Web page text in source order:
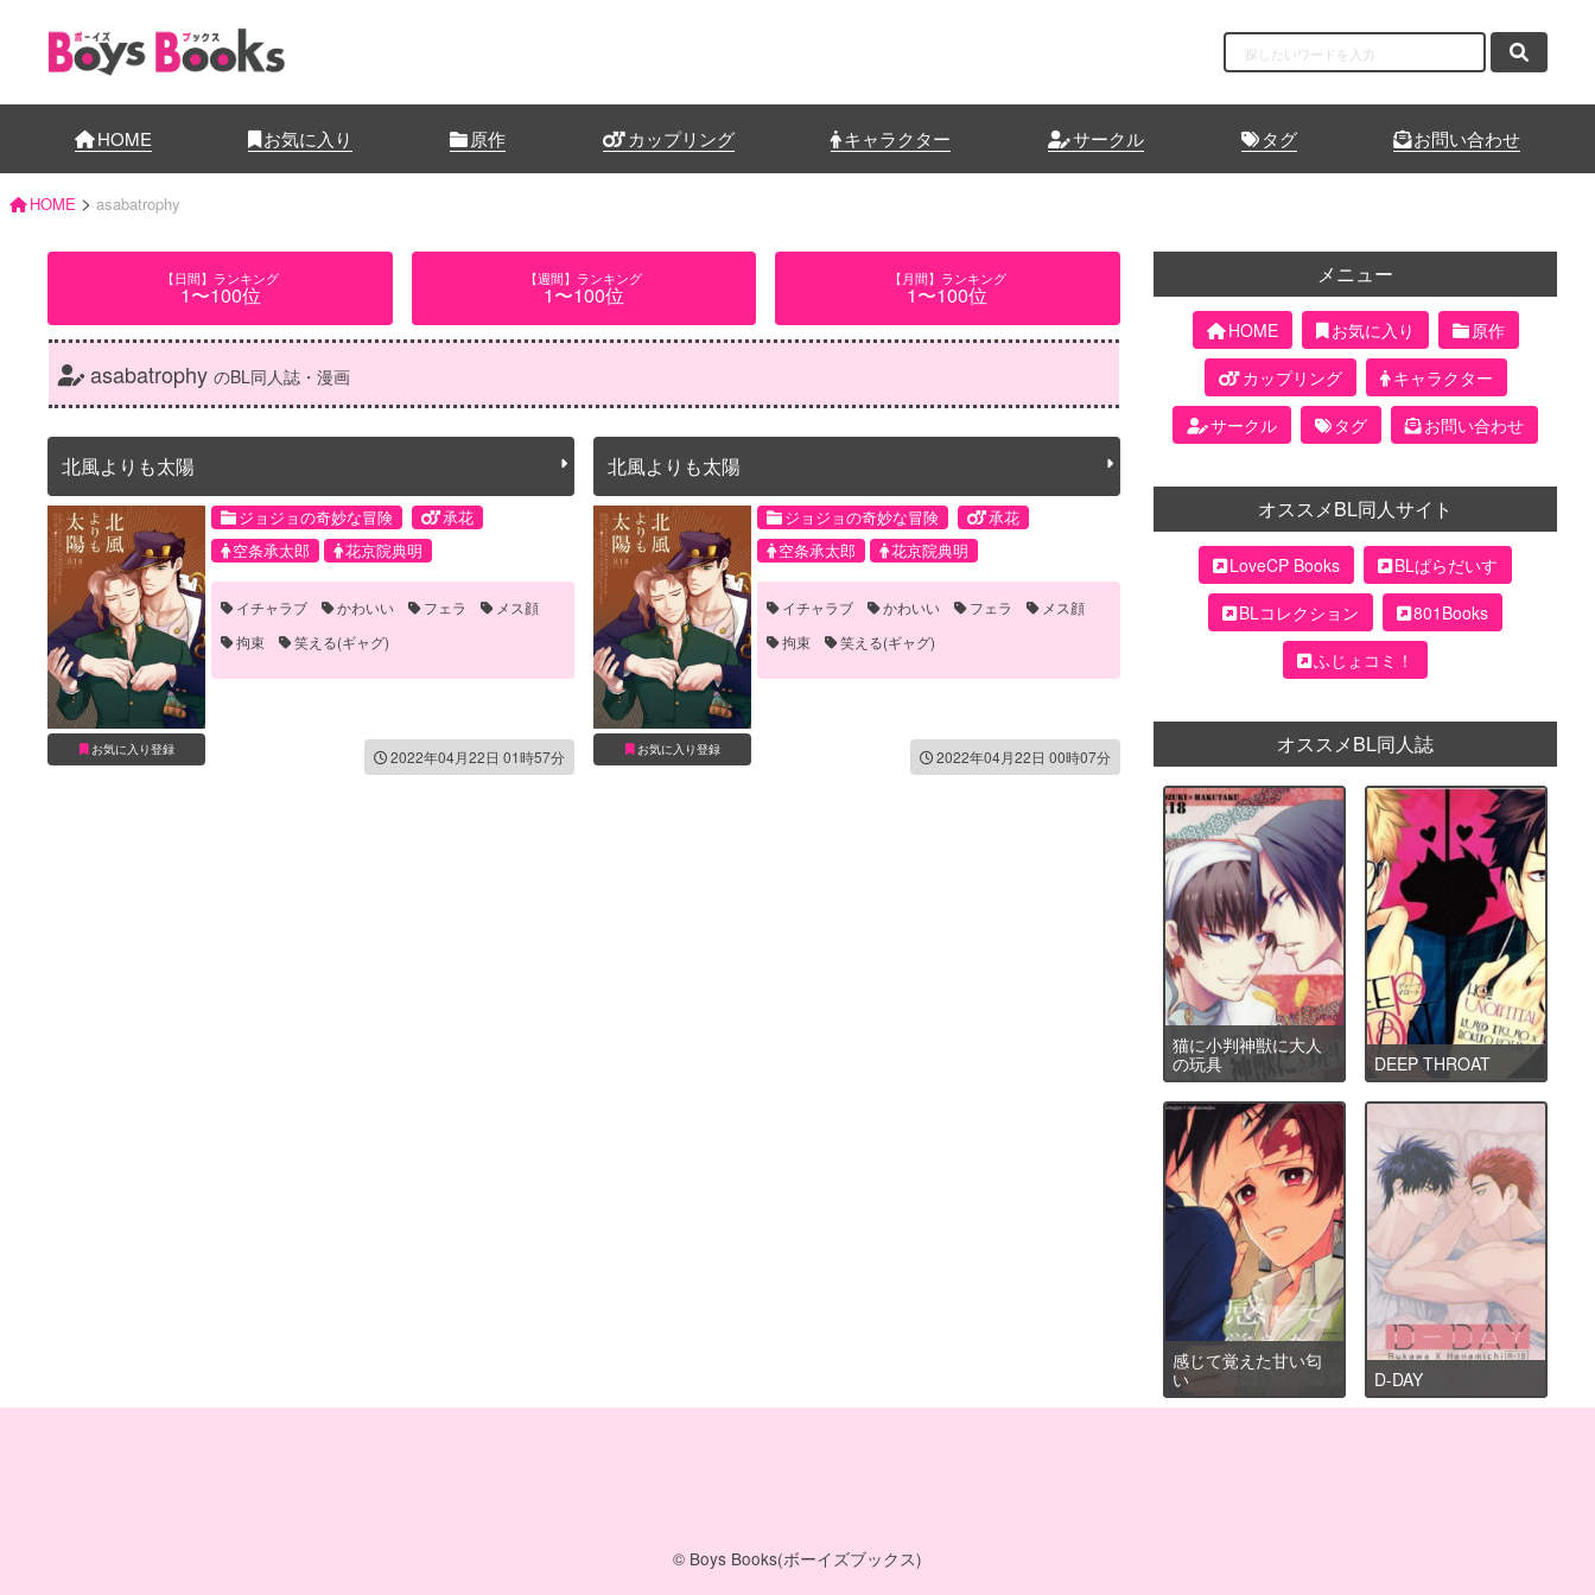
HOME お気に入り 原作 カップリング キャラクター サークル タグ お問い合わせ
HOME > asabatrophy
【日間】ランキング
1〜100位
【週間】ランキング
1〜100位
【月間】ランキング
1〜100位
asabatrophyのBL同人誌・漫画
北風よりも太陽
お気に入り登録
ジョジョの奇妙な冒険
承花
空条承太郎
花京院典明
イチャラブ かわいい フェラ
メス顔
拘束
笑える(ギャグ)
2022年04月22日 01時57分
北風よりも太陽
お気に入り登録
ジョジョの奇妙な冒険
承花
空条承太郎
花京院典明
イチャラブ かわいい フェラ
メス顔
拘束
笑える(ギャグ)
2022年04月22日 00時07分
メニュー
HOME お気に入り
原作
カップリング
キャラクター
サークル
タグ お問い合わせ
オススメBL同人サイト
LoveCP Books
BLぱらだいす
BLコレクション
801Books
ふじょコミ！
オススメBL同人誌
猫に小判神獣に大人
の玩具
DEEP THROAT
感じて覚えた甘い匂
い
D-DAY
© Boys Books(ボーイズブックス)